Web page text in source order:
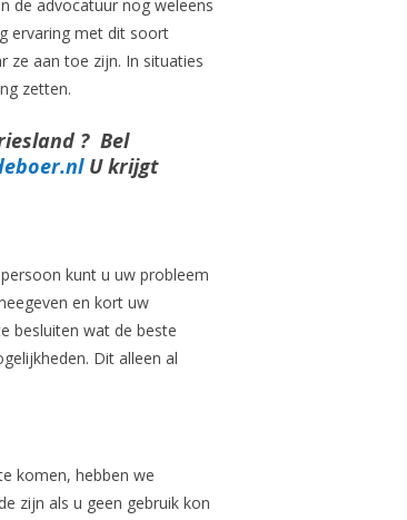
de advocatuur nog weleens
ervaring met dit soort
ze aan toe zijn. In situaties
zetten.
? Bel
U krijgt
kunt u uw probleem
en kort uw
besluiten wat de beste
Dit alleen al
komen, hebben we
zijn als u geen gebruik kon